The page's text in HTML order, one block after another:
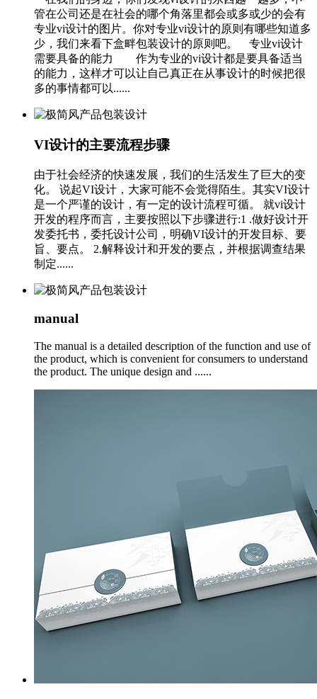
管在公司还是在社会的哪个角落里都会或多或少的会有
专业vi设计的图片。你对专业vi设计的原则有哪些知道多
少，我们来看下盒畔包装设计的原则吧。 专业vi设计
需要具备的能力 作为专业的vi设计都是要具备适当
的能力，这样才可以让自己真正在从事设计的时候把很
多的事情都可以......
VI设计的主要流程步骤
由于社会经济的快速发展，我们的生活发生了巨大的变
化。 说起VI设计，大家可能不会觉得陌生。其实VI设计
是一个严谨的设计，有一定的设计流程可循。 就vi设计
开发的程序而言，主要按照以下步骤进行:1 .做好设计开
发委托书，委托设计公司，明确VI设计的开发目标、要
旨、要点。 2.解释设计和开发的要点，并根据调查结果
制定......
manual
The manual is a detailed description of the function and use of
the product, which is convenient for consumers to understand
the product. The unique design and ......